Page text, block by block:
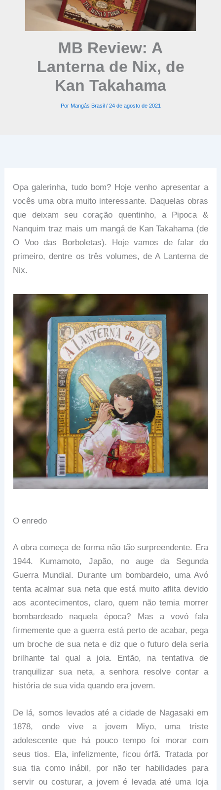
MB Review: A
Lanterna de Nix, de
Kan Takahama
Por Mangás Brasil / 24 de agosto de 2021
Opa galerinha, tudo bom? Hoje venho apresentar a
vocês uma obra muito interessante. Daquelas obras
que deixam seu coração quentinho, a Pipoca &
Nanquim traz mais um mangá de Kan Takahama (de
O Voo das Borboletas). Hoje vamos de falar do
primeiro, dentre os três volumes, de A Lanterna de
Nix.
O enredo
A obra começa de forma não tão surpreendente. Era
1944. Kumamoto, Japão, no auge da Segunda
Guerra Mundial. Durante um bombardeio, uma Avó
tenta acalmar sua neta que está muito aflita devido
aos acontecimentos, claro, quem não temia morrer
bombardeado naquela época? Mas a vovó fala
firmemente que a guerra está perto de acabar, pega
um broche de sua neta e diz que o futuro dela seria
brilhante tal qual a joia. Então, na tentativa de
tranquilizar sua neta, a senhora resolve contar a
história de sua vida quando era jovem.
De lá, somos levados até a cidade de Nagasaki em
1878, onde vive a jovem Miyo, uma triste
adolescente que há pouco tempo foi morar com
seus tios. Ela, infelizmente, ficou órfã. Tratada por
sua tia como inábil, por não ter habilidades para
servir ou costurar, a jovem é levada até uma loja